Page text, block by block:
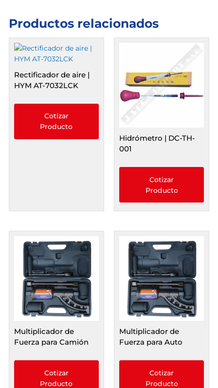
Productos relacionados
Rectificador de aire |
HYM AT-7032LCK
Cotizar
Producto
Hidrómetro | DC-TH-
001
Cotizar
Producto
Multiplicador de
Fuerza para Camión
Cotizar
Producto
Multiplicador de
Fuerza para Auto
Cotizar
Producto